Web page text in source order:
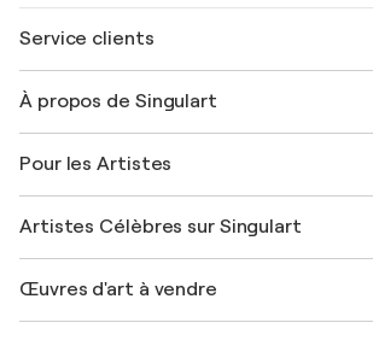
Service clients
Expédition
Offrir une carte cadeau
Rejoignez notre programme commercial
Mon compte
+33 1 76 44 06 42
À propos de Singulart
FAQ
Magazine Singulart
Emplois
Découvrez une sélection d'art original
Pour les Artistes
Se connecter en tant qu'Artiste
Artistes Célèbres sur Singulart
Marc Chagall
Œuvres d'art à vendre